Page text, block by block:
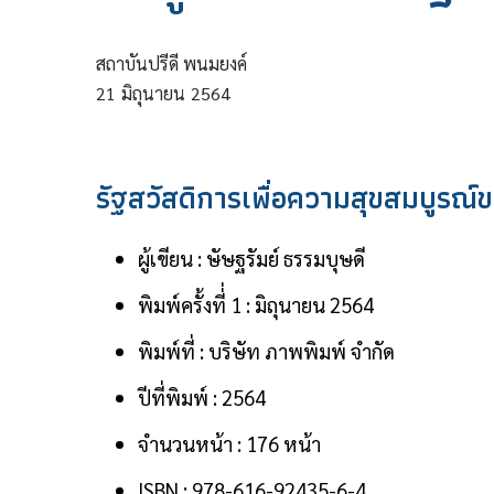
สถาบันปรีดี พนมยงค์
21 มิถุนายน 2564
รัฐสวัสดิการเพื่อความสุขสมบูรณ์
ผู้เขียน : ษัษฐรัมย์ ธรรมบุษดี
พิมพ์ครั้งที่่ 1 : มิถุนายน 2564
พิมพ์ที่ : บริษัท ภาพพิมพ์ จำกัด
ปีที่พิมพ์ : 2564
จำนวนหน้า : 176 หน้า